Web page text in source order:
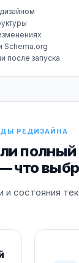
Schema.org
после запуска
РЕДИЗАЙНА
что
и состояния